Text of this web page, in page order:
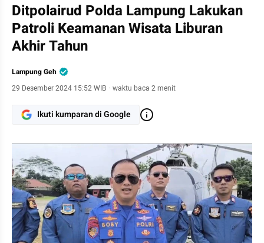
Ditpolairud Polda Lampung Lakukan
Patroli Keamanan Wisata Liburan
Akhir Tahun
Lampung Geh
29 Desember 2024 15:52 WIB · waktu baca 2 menit
Ikuti kumparan di Google